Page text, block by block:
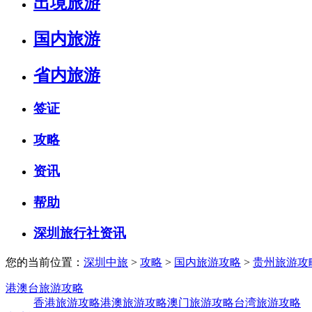
国内旅游
省内旅游
签证
攻略
资讯
帮助
深圳旅行社资讯
您的当前位置： 深圳中旅 > 攻略 > 国内旅游攻略 > 贵州旅游攻
港澳台旅游攻略
香港旅游攻略港澳旅游攻略澳门旅游攻略台湾旅游攻略